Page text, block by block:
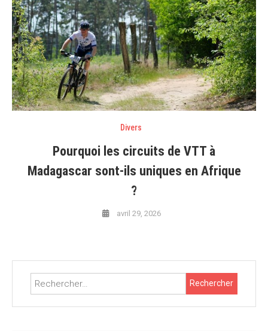
Divers
Pourquoi les circuits de VTT à
Madagascar sont-ils uniques en Afrique
?
avril 29, 2026
Rechercher :